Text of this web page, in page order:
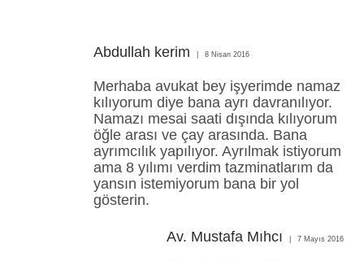
Abdullah kerim 8 Nisan 2016
Merhaba avukat bey işyerimde namaz
kılıyorum diye bana ayrı davranılıyor.
Namazı mesai saati dışında kılıyorum
öğle arası ve çay arasında. Bana
ayrımcılık yapılıyor. Ayrılmak istiyorum
ama 8 yılımı verdim tazminatlarım da
yansın istemiyorum bana bir yol
gösterin.
Av. Mustafa Mıhcı 7 Mayıs 2016